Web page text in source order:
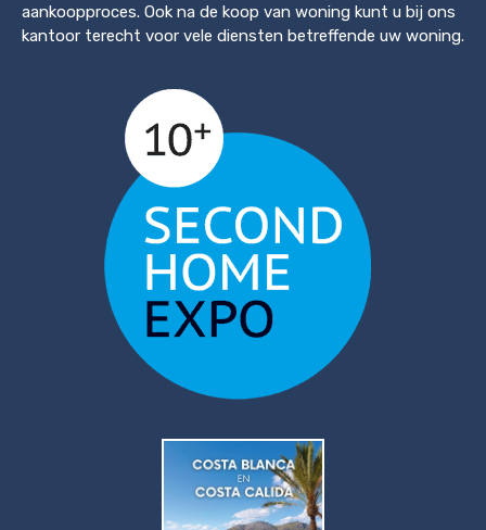
aankoopproces. Ook na de koop van woning kunt u bij ons
kantoor terecht voor vele diensten betreffende uw woning.